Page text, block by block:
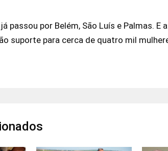
passou por Belém, São Luís e Palmas.
suporte para cerca de quatro mil